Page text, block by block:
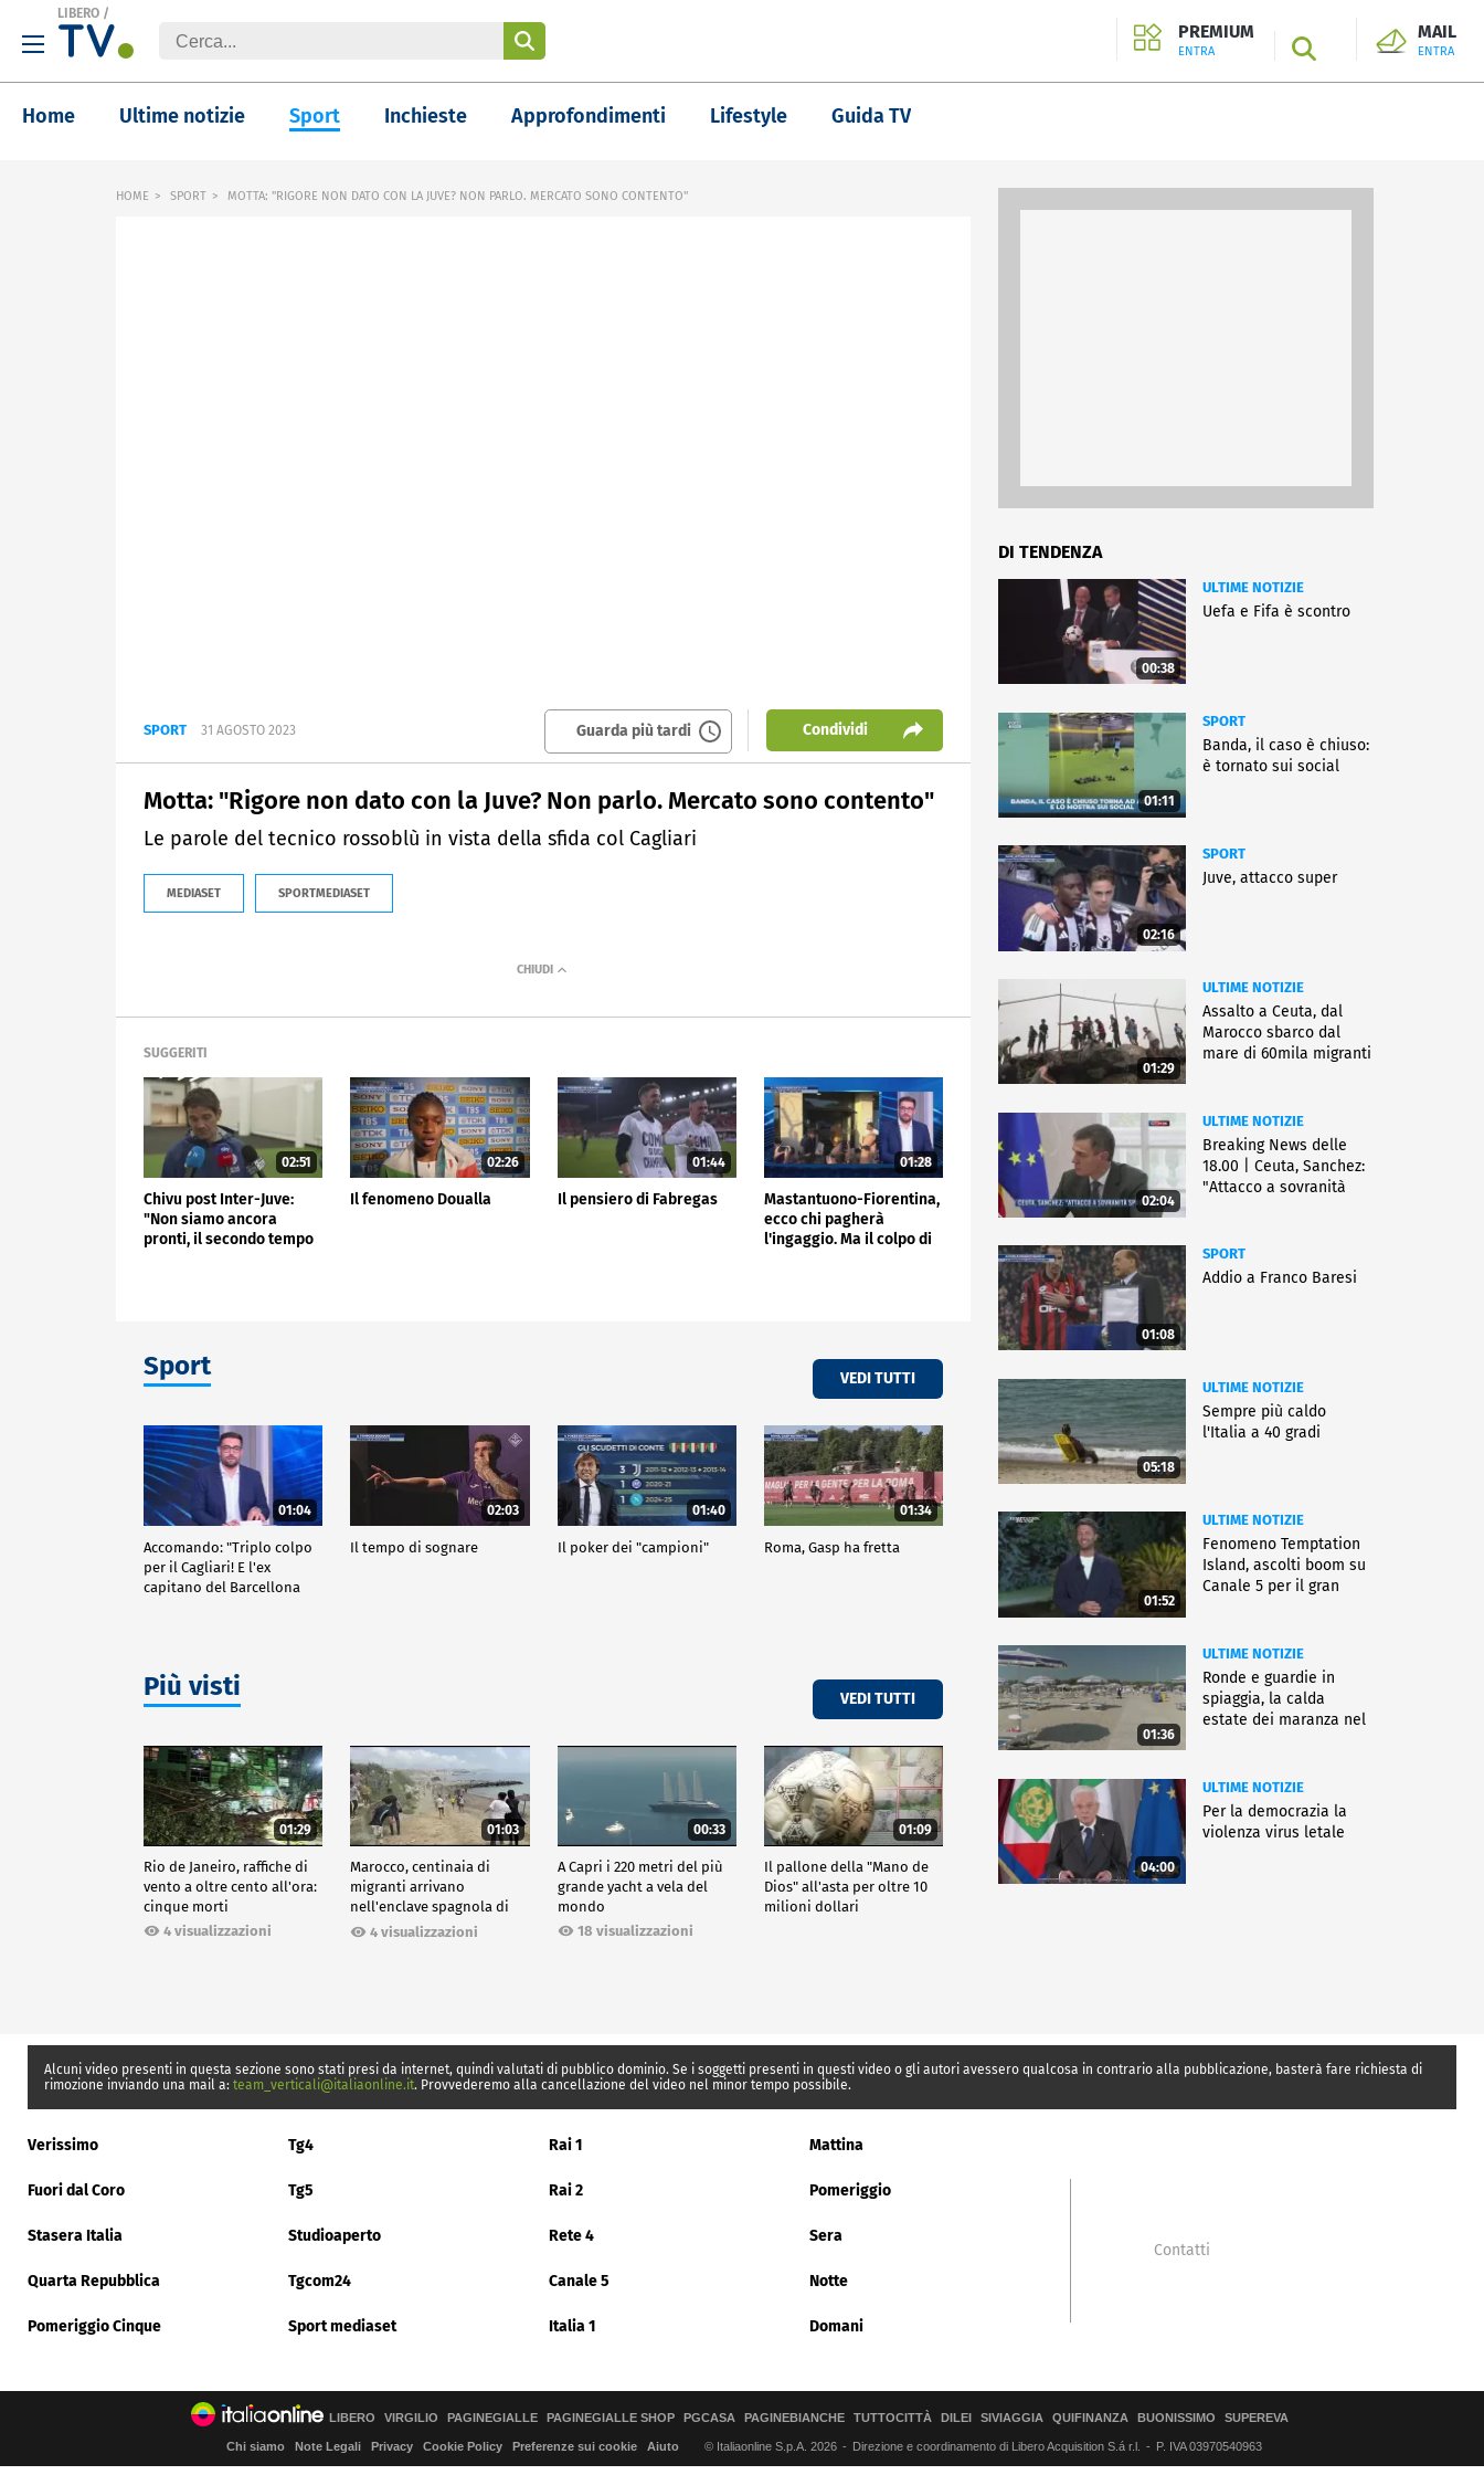
LIBERO /
PREMIUM
ENTRA SEARCH
MAIL
ENTRA
Home Ultime notizie Sport Inchieste Approfondimenti Lifestyle Guida TV
HOME SPORT MOTTA: "RIGORE NON DATO CON LA JUVE? NON PARLO. MERCATO SONO CONTENTO"
SPORT 31 AGOSTO 2023 Guarda più tardi Condividi
Motta: "Rigore non dato con la Juve? Non parlo. Mercato sono contento"
Le parole del tecnico rossoblù in vista della sfida col Cagliari
MEDIASET SPORTMEDIASET
SUGGERITI
02:51
Chivu post Inter-Juve:
"Non siamo ancora
pronti, il secondo tempo
02:26
Il fenomeno Doualla
01:44
Il pensiero di Fabregas
01:28
Mastantuono-Fiorentina,
ecco chi pagherà
l'ingaggio. Ma il colpo di
Sport VEDI TUTTI
01:04
Accomando: "Triplo colpo
per il Cagliari! E l'ex
capitano del Barcellona
02:03
Il tempo di sognare
01:40
Il poker dei "campioni"
01:34
Roma, Gasp ha fretta
Più visti VEDI TUTTI
01:29
Rio de Janeiro, raffiche di
vento a oltre cento all'ora:
cinque morti
4 visualizzazioni
01:03
Marocco, centinaia di
migranti arrivano
nell'enclave spagnola di
Ceuta4 visualizzazioni
00:33
A Capri i 220 metri del più
grande yacht a vela del
mondo
18 visualizzazioni
01:09
Il pallone della "Mano de
Dios" all'asta per oltre 10
milioni dollari
DI TENDENZA
00:38
ULTIME NOTIZIE
Uefa e Fifa è scontro
01:11
SPORT
Banda, il caso è chiuso:
è tornato sui social
02:16
SPORT
Juve, attacco super
01:29
ULTIME NOTIZIE
Assalto a Ceuta, dal
Marocco sbarco dal
mare di 60mila migranti
02:04
ULTIME NOTIZIE
Breaking News delle
18.00 | Ceuta, Sanchez:
"Attacco a sovranità
01:08
SPORT
Addio a Franco Baresi
05:18
ULTIME NOTIZIE
Sempre più caldo
l'Italia a 40 gradi
01:52
ULTIME NOTIZIE
Fenomeno Temptation
Island, ascolti boom su
Canale 5 per il gran
01:36
ULTIME NOTIZIE
Ronde e guardie in
spiaggia, la calda
estate dei maranza nel
04:00
ULTIME NOTIZIE
Per la democrazia la
violenza virus letale
Alcuni video presenti in questa sezione sono stati presi da internet, quindi valutati di pubblico dominio. Se i soggetti presenti in questi video o gli autori avessero qualcosa in contrario alla pubblicazione, basterà fare richiesta di
rimozione inviando una mail a: team_verticali@italiaonline.it. Provvederemo alla cancellazione del video nel minor tempo possibile.
Verissimo Tg4 Rai 1 Mattina
Fuori dal Coro Tg5 Rai 2 Pomeriggio
Stasera Italia Studioaperto Rete 4 Sera
Quarta Repubblica Tgcom24 Canale 5 Notte
Pomeriggio Cinque Sport mediaset Italia 1 Domani
Contatti
LIBERO VIRGILIO PAGINEGIALLE PAGINEGIALLE SHOP PGCASA PAGINEBIANCHE TUTTOCITTÀ DILEI SIVIAGGIA QUIFINANZA BUONISSIMO SUPEREVA
Chi siamo Note Legali Privacy Cookie Policy Preferenze sui cookie Aiuto © Italiaonline S.p.A. 2026 Direzione e coordinamento di Libero Acquisition S.á r.l. P. IVA 03970540963